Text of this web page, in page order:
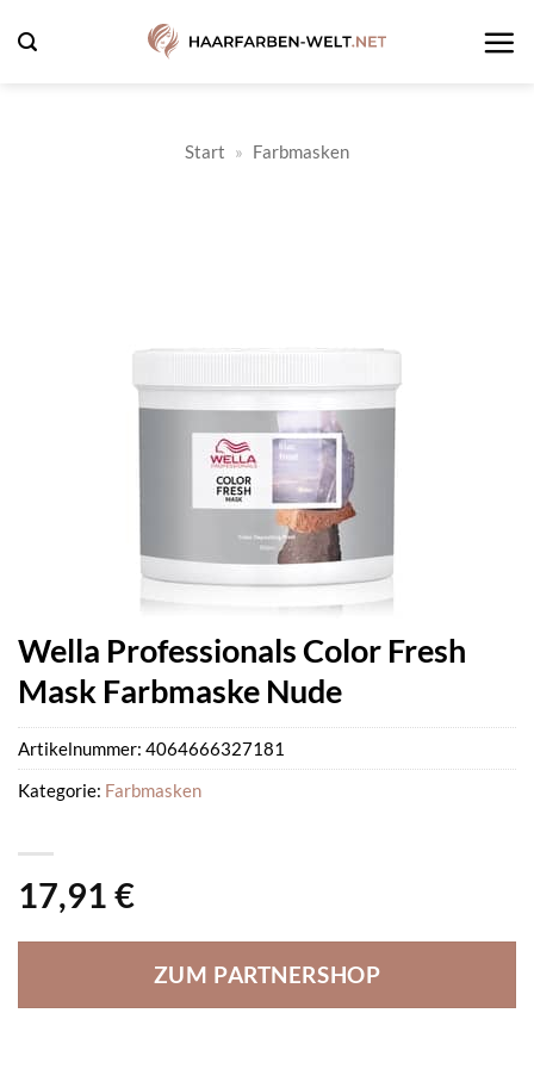
Inhalt
Start » Farbmasken
Wella Professionals Color Fresh
Mask Farbmaske Nude
17,91 €
ZUM PARTNERSHOP
Artikelnummer: 4064666327181
Kategorie: Farbmasken